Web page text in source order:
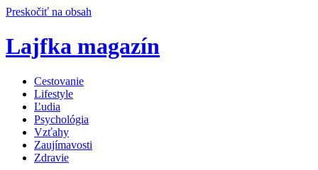
Preskočiť na obsah
Lajfka magazín
Cestovanie
Lifestyle
Ľudia
Psychológia
Vzťahy
Zaujímavosti
Zdravie